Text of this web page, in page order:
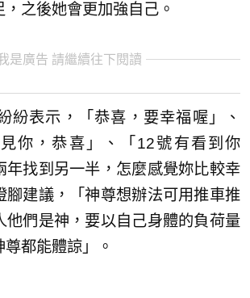
之後她會更加強自己。
是廣告 請繼續往下閱讀
紛表示，「恭喜，要幸福喔」、
見你，恭喜」、「12號有看到你
年找到另一半，怎麼感覺妳比較幸
腳建議，「神尊想辦法可用推車推
他們是神，要以自己身體的負荷量
都能體諒」。